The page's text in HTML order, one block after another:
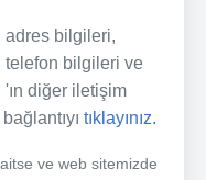
adres bilgileri,
telefon bilgileri ve
diğer iletişim
tıklayınız.
ve web sitemizde